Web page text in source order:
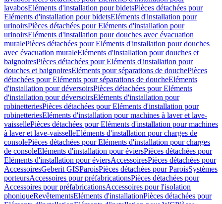
lavabosEléments d'installation pour bidetsPièces détachées pour
Eléments d'installation pour bidetsEléments d'installation pour
urinoirsPièces détachées pour Eléments d'installation pour
urinoirsEléments d'installation pour douches avec évacuation
muralePièces détachées pour Eléments d'installation pour douches
avec évacuation muraleEléments d'installation pour douches et
baignoiresPièces détachées pour Eléments d'installation pour
douches et baignoiresEléments pour séparations de douchePièces
détachées pour Eléments pour séparations de doucheEléments
d'installation pour déversoirsPièces détachées pour Eléments
d'installation pour déversoirsEléments d'installation pour
robinetteriesPièces détachées pour Eléments d'installation pour
robinetteriesEléments d'installation pour machines à laver et lave-
vaissellePièces détachées pour Eléments d'installation pour machines
à laver et lave-vaisselleEléments d'installation pour charges de
consolePièces détachées pour Eléments d'installation pour charges
de consoleEléments d'installation pour éviersPièces détachées pour
Eléments d'installation pour éviersAccessoiresPièces détachées pour
AccessoiresGeberit GISParoisPièces détachées pour ParoisSystèmes
porteursAccessoires pour préfabricationsPièces détachées pour
Accessoires pour préfabricationsAccessoires pour l'isolation
phoniqueRevêtementsEléments d'installationPièces détachées pour